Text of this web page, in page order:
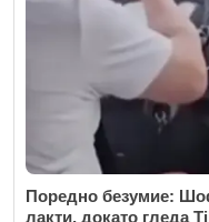
Поредно безумие:
лакти, докато гледа